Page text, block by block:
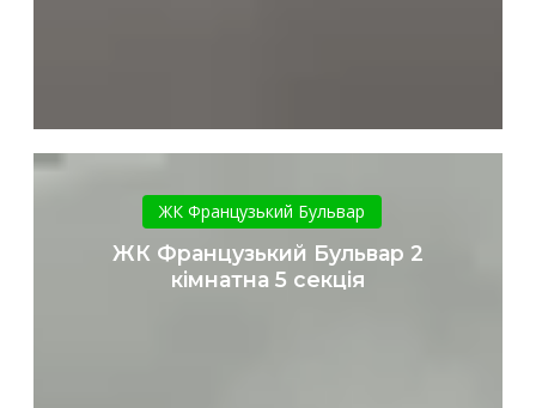
Французький
Бульвар
2
кімнатна
ЖК Французький Бульвар
ЖК Французький Бульвар 2
кімнатна 5 секція